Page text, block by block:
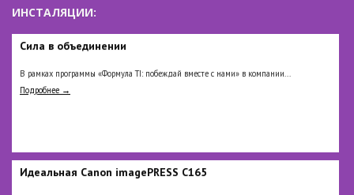
ИНСТАЛЯЦИИ:
Сила в объединении
В рамках программы «Формула TI: побеждай вместе с нами» в компании...
Подробнее →
Идеальная Сanon imagePRESS C165